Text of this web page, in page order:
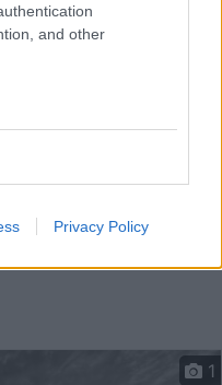
and other
Privacy Policy
1